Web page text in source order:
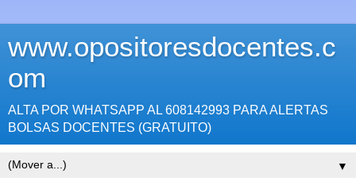
www.opositoresdocentes.c
om
ALTA POR WHATSAPP AL 608142993 PARA ALERTAS
BOLSAS DOCENTES (GRATUITO)
▼